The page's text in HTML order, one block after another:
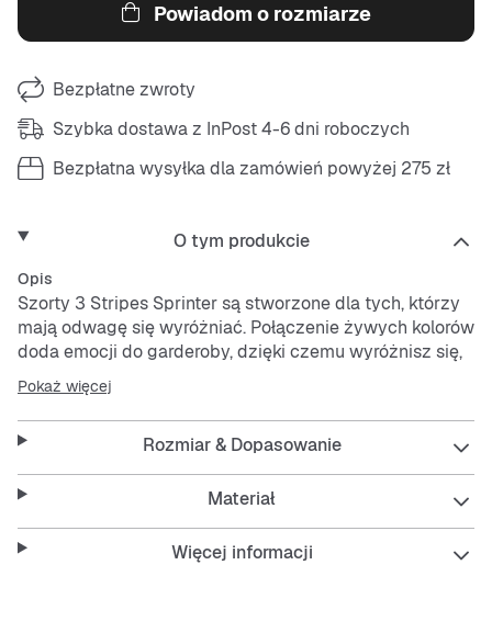
Powiadom o rozmiarze
Bezpłatne zwroty
Szybka dostawa z InPost 4-6 dni roboczych
Bezpłatna wysyłka dla zamówień powyżej 275 zł
O tym produkcie
Opis
Szorty 3 Stripes Sprinter są stworzone dla tych, którzy
mają odwagę się wyróżniać. Połączenie żywych kolorów
doda emocji do garderoby, dzięki czemu wyróżnisz się,
gdziekolwiek pójdziesz.Szorty zostały zaprojektowane
tak, aby miały luźny krój, oferując swobodny i
wyluzowany wygląd. Średni stan zapewnia wygodne
dopasowanie, a satynowy materiał doda odrobinę
luksusu do codziennego wyglądu.Niezależnie od tego,
czy wychodzisz na ulice, czy odpoczywasz w domu,
Poczuj ducha
adidasOriginals i pozwól sobie
błyszczeć na każdym kroku.
Pokaż więcej
Rozmiar & Dopasowanie
Materiał
Więcej informacji